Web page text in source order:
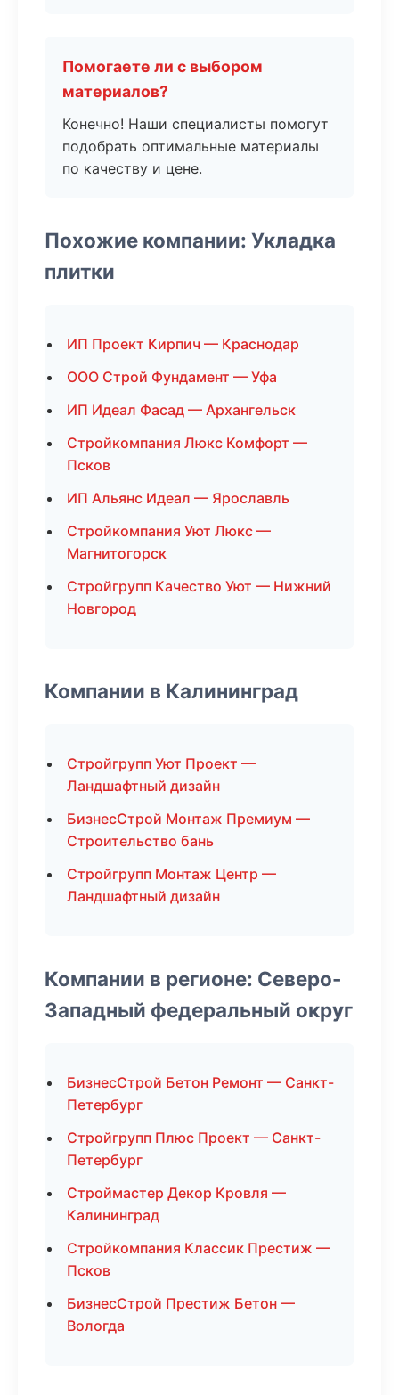
Помогаете ли с выбором
материалов?
Конечно! Наши специалисты помогут
подобрать оптимальные материалы
по качеству и цене.
Похожие компании: Укладка
плитки
ИП Проект Кирпич — Краснодар
ООО Строй Фундамент — Уфа
ИП Идеал Фасад — Архангельск
Стройкомпания Люкс Комфорт —
Псков
ИП Альянс Идеал — Ярославль
Стройкомпания Уют Люкс —
Магнитогорск
Стройгрупп Качество Уют — Нижний
Новгород
Компании в Калининград
Стройгрупп Уют Проект —
Ландшафтный дизайн
БизнесСтрой Монтаж Премиум —
Строительство бань
Стройгрупп Монтаж Центр —
Ландшафтный дизайн
Компании в регионе: Северо-
Западный федеральный округ
БизнесСтрой Бетон Ремонт — Санкт-
Петербург
Стройгрупп Плюс Проект — Санкт-
Петербург
Строймастер Декор Кровля —
Калининград
Стройкомпания Классик Престиж —
Псков
БизнесСтрой Престиж Бетон —
Вологда